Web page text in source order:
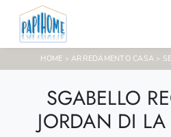
HOME >ARREDAMENTO CASA >
SGABELLO
JORDAN DI